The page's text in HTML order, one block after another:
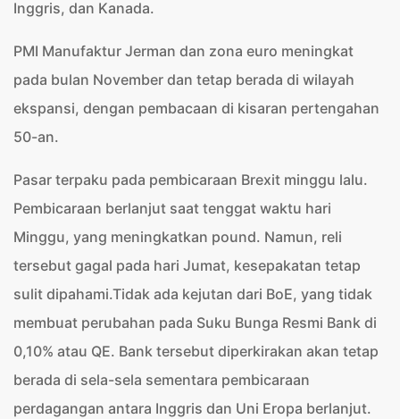
Inggris, dan Kanada.
PMI Manufaktur Jerman dan zona euro meningkat
pada bulan November dan tetap berada di wilayah
ekspansi, dengan pembacaan di kisaran pertengahan
50-an.
Pasar terpaku pada pembicaraan Brexit minggu lalu.
Pembicaraan berlanjut saat tenggat waktu hari
Minggu, yang meningkatkan pound. Namun, reli
tersebut gagal pada hari Jumat, kesepakatan tetap
sulit dipahami.Tidak ada kejutan dari BoE, yang tidak
membuat perubahan pada Suku Bunga Resmi Bank di
0,10% atau QE. Bank tersebut diperkirakan akan tetap
berada di sela-sela sementara pembicaraan
perdagangan antara Inggris dan Uni Eropa berlanjut.